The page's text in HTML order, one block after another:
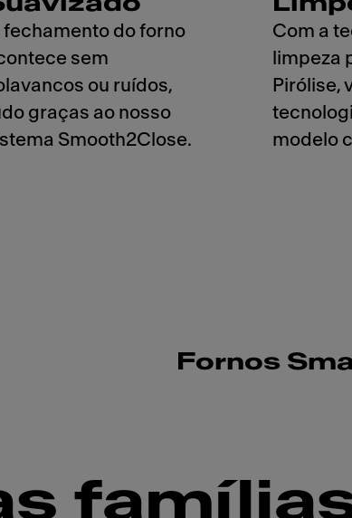
fechamento do forno
sem
ou ruídos,
graças ao nosso
Smooth2Close.
Com a
limpeza
Pirólise,
modelo
Fornos